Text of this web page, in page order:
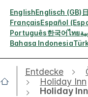
EnglishEnglisch (GB)
FrançaisEspañol
Português한국어ไทย
Bahasa Indonesia
Entdecke
Holiday Inn
Holiday